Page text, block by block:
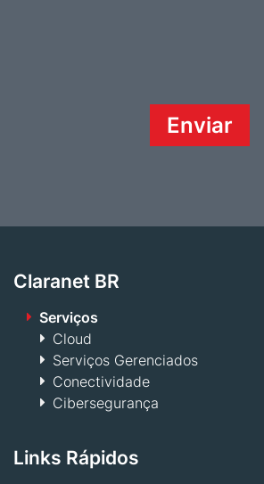
Claranet BR
Serviços
Cloud
Serviços Gerenciados
Conectividade
Cibersegurança
Links Rápidos